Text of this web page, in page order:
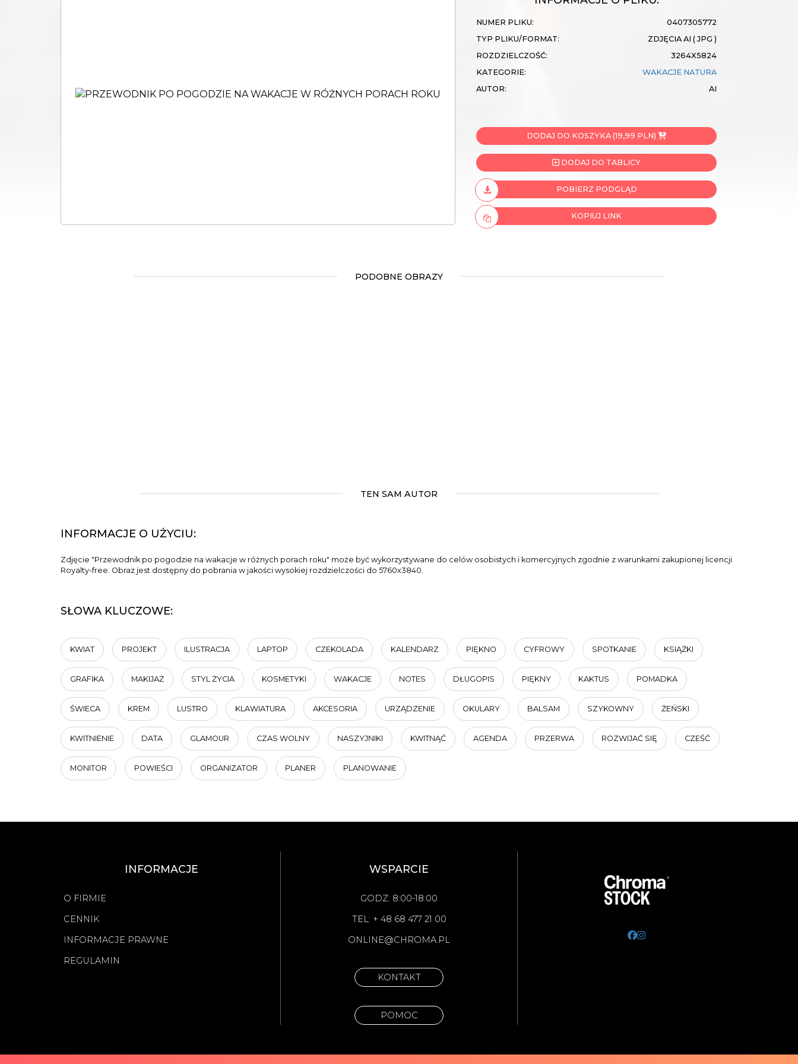
NUMER PLIKU:
0407305772
TYP PLIKU/FORMAT:
ZDJĘCIA AI ( JPG )
ROZDZIELCZOŚĆ:
3264X5824
KATEGORIE:
WAKACJE NATURA
AUTOR:
AI
DODAJ DO KOSZYKA (19,99 PLN)
DODAJ DO TABLICY
POBIERZ PODGLĄD
KOPIUJ LINK
PODOBNE OBRAZY
TEN SAM AUTOR
INFORMACJE O UŻYCIU:
Zdjęcie "Przewodnik po pogodzie na wakacje w różnych porach roku" może być wykorzystywane do celów osobistych i komercyjnych zgodnie z warunkami zakupionej licencji
Royalty-free. Obraz jest dostępny do pobrania w jakości wysokiej rozdzielczości do 5760x3840.
SŁOWA KLUCZOWE:
KWIAT PROJEKT ILUSTRACJA LAPTOP CZEKOLADA KALENDARZ PIĘKNO CYFROWY SPOTKANIE KSIĄŻKI
GRAFIKA MAKIJAŻ STYL ŻYCIA KOSMETYKI WAKACJE NOTES DŁUGOPIS PIĘKNY KAKTUS POMADKA
ŚWIECA KREM LUSTRO KLAWIATURA AKCESORIA URZĄDZENIE OKULARY BALSAM SZYKOWNY ŻEŃSKI
KWITNIENIE DATA GLAMOUR CZAS WOLNY NASZYJNIKI KWITNĄĆ AGENDA PRZERWA ROZWIJAĆ SIĘ CZEŚĆ
MONITOR POWIEŚCI ORGANIZATOR PLANER PLANOWANIE
INFORMACJE
O FIRMIE
CENNIK
INFORMACJE PRAWNE
REGULAMIN
WSPARCIE
GODZ: 8:00-18:00
TEL: + 48 68 477 21 00
ONLINE@CHROMA.PL
KONTAKT
POMOC